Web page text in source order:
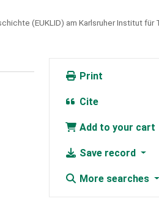
(EUKLID) am Karlsruher Institut für
Print
Cite
Add to your cart
Save record
More searches